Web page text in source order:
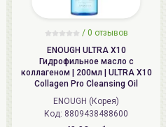
/ 0 отзывов
ENOUGH ULTRA X10
Гидрофильное масло с
коллагеном | 200мл | ULTRA X10
Collagen Pro Cleansing Oil
ENOUGH (Корея)
Код: 8809438488600